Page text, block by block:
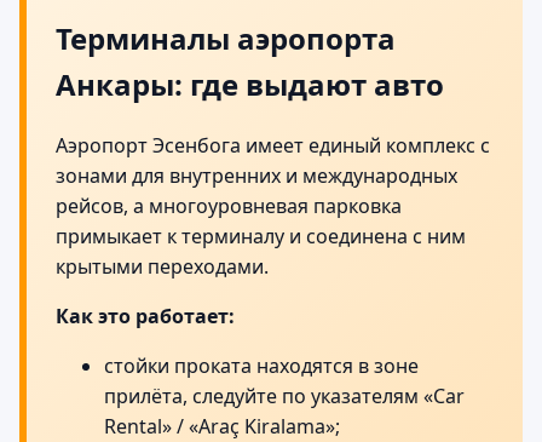
Терминалы аэропорта
Анкары: где выдают авто
Аэропорт Эсенбога имеет единый комплекс с
зонами для внутренних и международных
рейсов, а многоуровневая парковка
примыкает к терминалу и соединена с ним
крытыми переходами.
Как это работает:
стойки проката находятся в зоне
прилёта, следуйте по указателям «Car
Rental» / «Araç Kiralama»;